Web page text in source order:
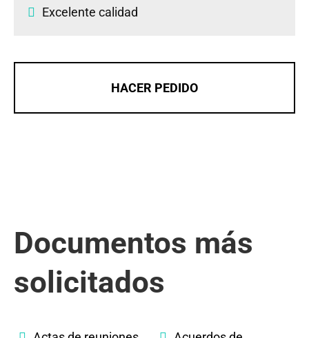
Excelente calidad
HACER PEDIDO
Documentos más
solicitados